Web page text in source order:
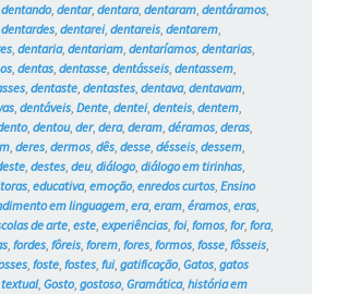
dentando, dentar, dentara, dentaram, dentáramos,
dentardes, dentarei, dentareis, dentarem,
, dentaria, dentariam, dentaríamos, dentarias,
, dentas, dentasse, dentásseis, dentassem,
, dentaste, dentastes, dentava, dentavam,
, dentáveis, Dente, dentei, denteis, dentem,
, dentou, der, dera, deram, déramos, deras,
, deres, dermos, dês, desse, désseis, dessem,
, destes, deu, diálogo, diálogo em tirinhas,
, educativa, emoção, enredos curtos, Ensino
em linguagem, era, eram, éramos, eras,
de arte, este, experiências, foi, fomos, for, fora,
, fordes, fôreis, forem, fores, formos, fosse, fôsseis,
, foste, fostes, fui, gatificação, Gatos, gatos
, Gosto, gostoso, Gramática, história em